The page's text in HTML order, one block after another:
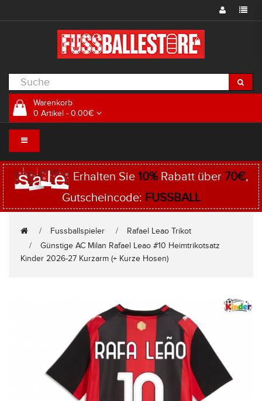
Warenkorb
0 Artikel - 0.00€
Erhalten Sie 10%Rabatt über 70€,
Gutscheincode: FUSSBALL
Fussballspieler
Rafael Leao Trikot
Günstige AC Milan Rafael Leao #10 Heimtrikotsatz
Kinder 2026-27 Kurzarm (+ Kurze Hosen)